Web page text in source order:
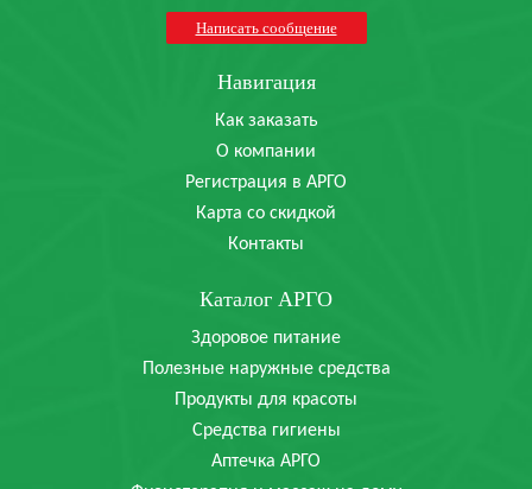
Написать сообщение
Навигация
Как заказать
О компании
Регистрация в АРГО
Карта со скидкой
Контакты
Каталог АРГО
Здоровое питание
Полезные наружные средства
Продукты для красоты
Средства гигиены
Аптечка АРГО